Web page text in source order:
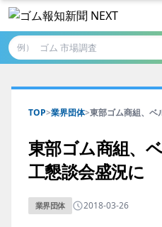
例）
TOP>業界団体>東部ゴム商組、ベ
東部ゴム商組、
工懇談会盛況に
業界団体 2018-03-26